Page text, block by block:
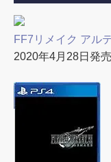
FF7リメイク アル
2020年4月28日発売